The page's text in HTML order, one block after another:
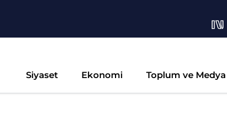
Siyaset Ekonomi Toplum ve Medya